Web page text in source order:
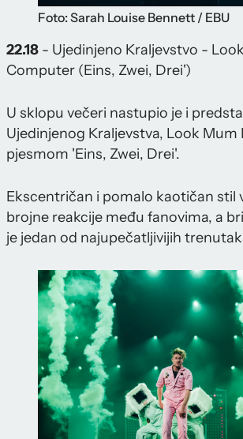
Foto: Sarah Louise Bennett / EBU
22.18 - Ujedinjeno Kraljevstvo -
Computer (Eins, Zwei, Drei')
U sklopu večeri nastupio je i
Ujedinjenog Kraljevstva, Look
pjesmom 'Eins, Zwei, Drei'.
Ekscentričan i pomalo kaotičan stil
brojne reakcije među fanovima, a
je jedan od najupečatljivijih